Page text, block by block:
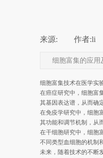
来源: 作者:li
细胞富集的应用
细胞富集技术在医学实
在癌症研究中，细胞富
其基因表达谱，从而确
在免疫学研究中，细胞
其功能和调节机制，从
在干细胞研究中，细胞
不同类型血细胞的机制
未来，随着技术的不断